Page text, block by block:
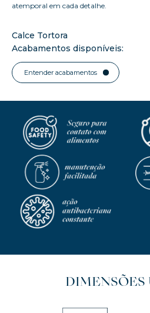
atemporal em cada detalhe.
Calce Tortora
Acabamentos disponíveis:
Entender acabamentos
DIMENSÕES